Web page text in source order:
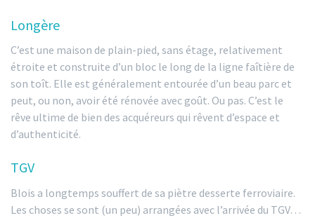
Longère
C’est une maison de plain-pied, sans étage, relativement
étroite et construite d’un bloc le long de la ligne faîtière de
son toît. Elle est généralement entourée d’un beau parc et
peut, ou non, avoir été rénovée avec goût. Ou pas. C’est le
rêve ultime de bien des acquéreurs qui rêvent d’espace et
d’authenticité.
TGV
Blois a longtemps souffert de sa piètre desserte ferroviaire.
Les choses se sont (un peu) arrangées avec l’arrivée du TGV…